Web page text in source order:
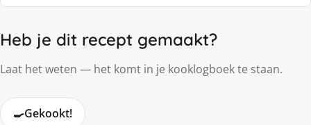
Heb je dit recept gemaakt?
Laat het weten — het komt in je kooklogboek te staan.
🍳Gekookt!